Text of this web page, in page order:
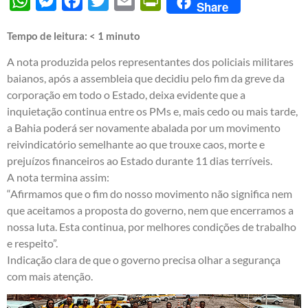
Share
Tempo de leitura: < 1 minuto
A nota produzida pelos representantes dos policiais militares
baianos, após a assembleia que decidiu pelo fim da greve da
corporação em todo o Estado, deixa evidente que a
inquietação continua entre os PMs e, mais cedo ou mais tarde,
a Bahia poderá ser novamente abalada por um movimento
reivindicatório semelhante ao que trouxe caos, morte e
prejuízos financeiros ao Estado durante 11 dias terríveis.
A nota termina assim:
“Afirmamos que o fim do nosso movimento não significa nem
que aceitamos a proposta do governo, nem que encerramos a
nossa luta. Esta continua, por melhores condições de trabalho
e respeito”.
Indicação clara de que o governo precisa olhar a segurança
com mais atenção.